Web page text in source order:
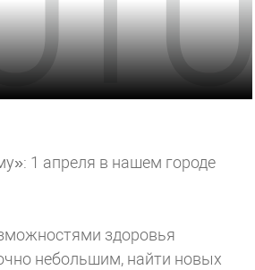
1 апреля в нашем городе
здоровья
небольшим, найти новых